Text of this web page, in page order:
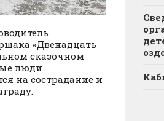
«Двенадцать
сказочном
люди
на сострадание и